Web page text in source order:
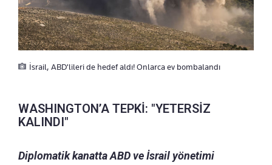
İsrail, ABD'lileri de hedef aldı! Onlarca ev bombalandı
WASHINGTON’A TEPKİ: "YETERSİZ
KALINDI"
Diplomatik kanatta ABD ve İsrail yönetimi